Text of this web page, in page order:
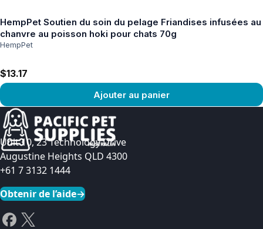
HempPet Soutien du soin du pelage Friandises infusées au
chanvre au poisson hoki pour chats 70g
HempPet
$13.17
Ajouter au panier
Voir le produit
Unit 10, 23 Technology Drive
Augustine Heights QLD 4300
+61 7 3132 1444
Obtenir de l’aide→